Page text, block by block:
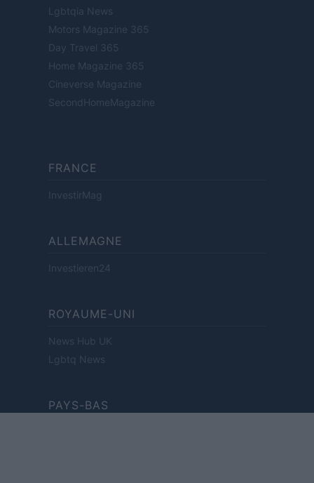
Lgbtqia News
Motors Magazine 365
Day Travel 365
Home Magazine 365
Cineverse Magazine
SecondHomeMagazine
FRANCE
InvestirMag
ALLEMAGNE
Investieren24
ROYAUME-UNI
News Hub UK
Lgbtq News
PAYS-BAS